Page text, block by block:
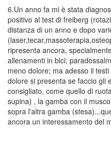
6.Un anno fa mi è stata
positivo al test di freiberg
distanza di un anno e dopo
ripresenta ancora,
allenamenti in bici;
meno dolore; ma adesso il
dolore si presenta se faccio gli
consigliato, come quello di
supina) , la gamba con il
sopra l'altra gamba
ancora un interessamento del